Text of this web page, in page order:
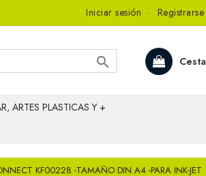
Iniciar sesión · Registrarse
Cesta

ARTES PLASTICAS Y +
KF00228 -TAMAÑO DIN A4 -PARA INK-JET